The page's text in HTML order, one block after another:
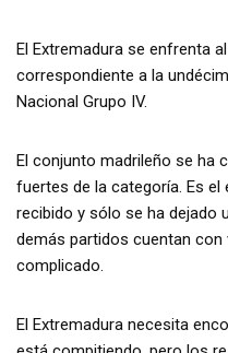
El Extremadura se enfrenta
correspondiente a la
Nacional Grupo IV.
El conjunto madrileño se ha
fuertes de la categoría. Es
recibido y sólo se ha dejado
demás partidos cuentan con
complicado.
El Extremadura necesita